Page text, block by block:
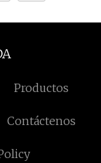
Productos
Contáctenos